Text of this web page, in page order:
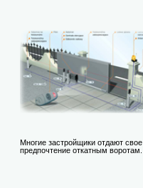
Многие застройщики отдают свое
предпочтение откатным воротам.